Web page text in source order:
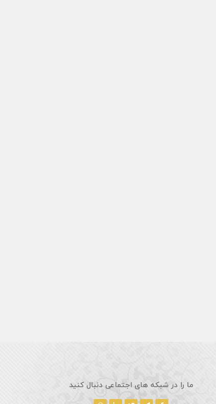
ما را در شبکه های اجتماعی دنبال کنید